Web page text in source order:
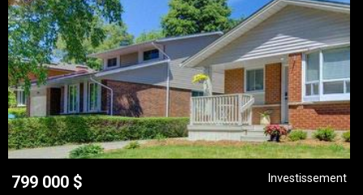
799 000 $
Investissement